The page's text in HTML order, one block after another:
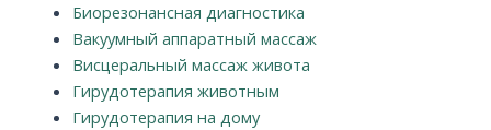
Биорезонансная диагностика
Вакуумный аппаратный массаж
Висцеральный массаж живота
Гирудотерапия животным
Гирудотерапия на дому